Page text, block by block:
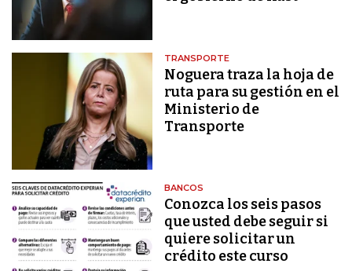
TRANSPORTE
Noguera traza la hoja de
ruta para su gestión en el
Ministerio de
Transporte
BANCOS
Conozca los seis pasos
que usted debe seguir si
quiere solicitar un
crédito este curso